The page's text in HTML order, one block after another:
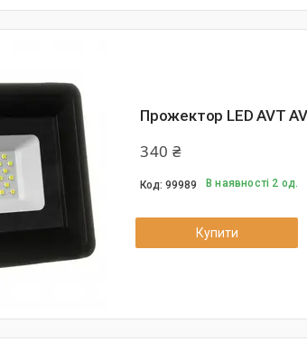
Прожектор LED AVT
340 ₴
99989 В наявності 2 од.
Купити